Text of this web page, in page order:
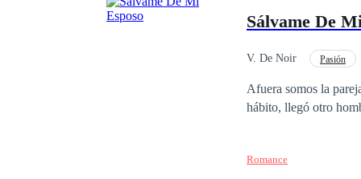
porque las relaciones
a su heredero… hasta
Sálvame De
V. De Noir Pasión
Afuera somos la
hábito, llegó otro
Romance